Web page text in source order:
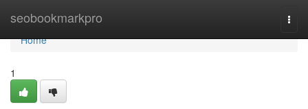
seobookmarkpro
Home
Home
1